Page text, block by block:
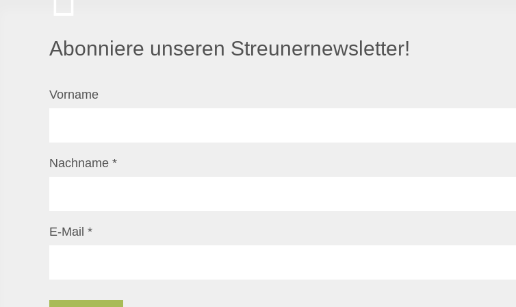
Abonniere unseren Streunernewsletter!
Vorname
Nachname *
E-Mail *